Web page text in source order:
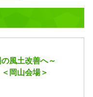
風土改善へ～
岡山会場＞